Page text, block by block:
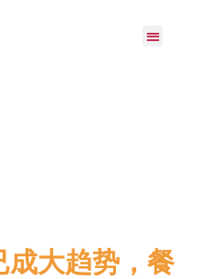
成大趋势，餐